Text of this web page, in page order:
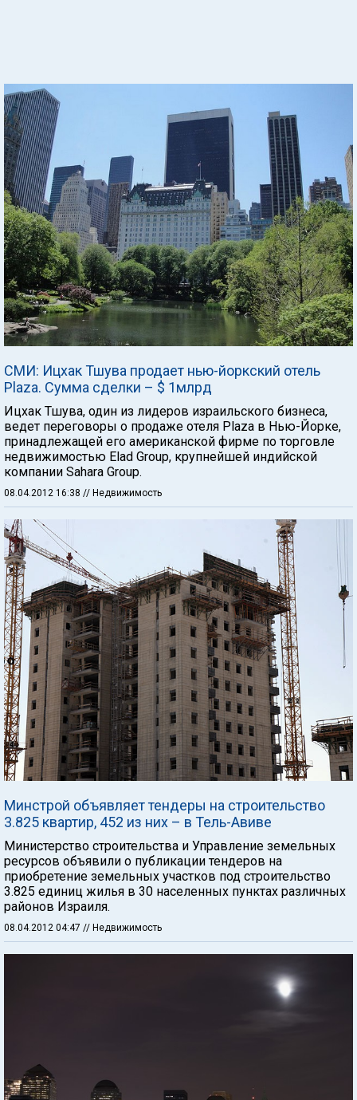
СМИ: Ицхак Тшува продает нью-йоркский отель
Plaza. Сумма сделки – $ 1млрд
Ицхак Тшува, один из лидеров израильского бизнеса,
ведет переговоры о продаже отеля Plaza в Нью-Йорке,
принадлежащей его американской фирме по торговле
недвижимостью Elad Group, крупнейшей индийской
компании Sahara Group.
08.04.2012 16:38 // Недвижимость
Минстрой объявляет тендеры на строительство
3.825 квартир, 452 из них – в Тель-Авиве
Министерство строительства и Управление земельных
ресурсов объявили о публикации тендеров на
приобретение земельных участков под строительство
3.825 единиц жилья в 30 населенных пунктах различных
районов Израиля.
08.04.2012 04:47 // Недвижимость